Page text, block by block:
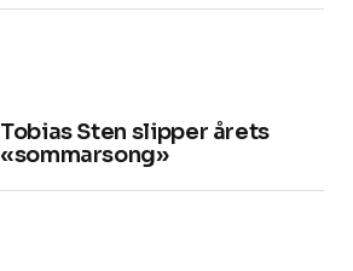
Tobias Sten slipper årets
«sommarsong»